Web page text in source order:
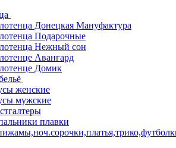
Донецкая Мануфактура
Подарочные
Нежный сон
Авангард
Домик
женские
мужские
плавки